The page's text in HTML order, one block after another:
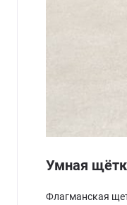
Умная
Флагманская